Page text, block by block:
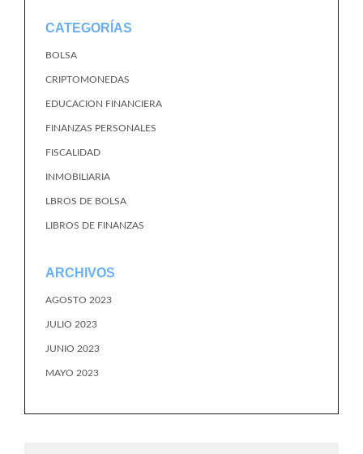
CATEGORÍAS
BOLSA
CRIPTOMONEDAS
EDUCACION FINANCIERA
FINANZAS PERSONALES
FISCALIDAD
INMOBILIARIA
LBROS DE BOLSA
LIBROS DE FINANZAS
ARCHIVOS
AGOSTO 2023
JULIO 2023
JUNIO 2023
MAYO 2023